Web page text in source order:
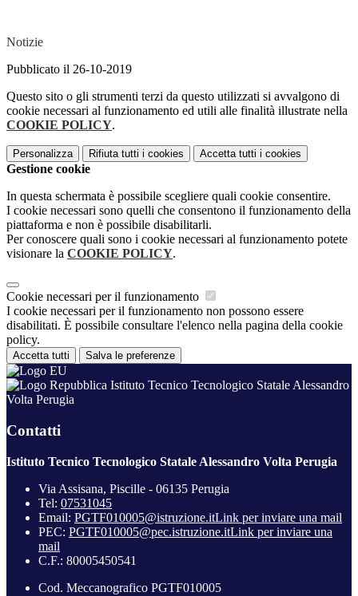
Notizie
Pubblicato il 26-10-2019
Questo sito o gli strumenti terzi da questo utilizzati si avvalgono di
cookie necessari al funzionamento ed utili alle finalità illustrate nella
COOKIE POLICY.
Personalizza Rifiuta tutti i cookies Accetta tutti i cookies
Gestione cookie
In questa schermata è possibile scegliere quali cookie consentire.
I cookie necessari sono quelli che consentono il funzionamento della
piattaforma e non è possibile disabilitarli.
Per conoscere quali sono i cookie necessari al funzionamento potete
visionare la COOKIE POLICY.
Cookie necessari per il funzionamento
I cookie necessari per il funzionamento non possono essere
disabilitati. È possibile consultare l'elenco nella pagina della cookie
policy.
Accetta tutti Salva le preferenze
Istituto Tecnico Tecnologico Statale Alessandro
Volta Perugia
Contatti
Istituto Tecnico Tecnologico Statale Alessandro Volta Perugia
Via Assisana, Piscille - 06135 Perugia
Tel: 07531045
Email: PGTF010005@istruzione.itLink per inviare una mail
PEC: PGTF010005@pec.istruzione.itLink per inviare una
mail
C.F.: 80005450541
Cod. Meccanografico PGTF010005